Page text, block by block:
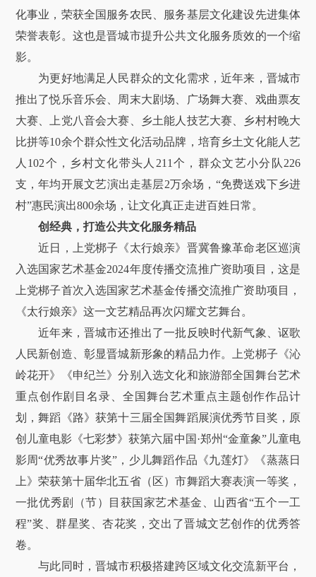
化事业，荣获全国服务农民、服务基层文化建设先进集体
荣誉表彰。这也是晋城市提升公共文化服务质效的一个缩
影。
为更好地满足人民群众的文化需求，近年来，晋城市
推出了悦乐音乐会、周末大剧场、广场舞大赛、戏曲票友
大赛、上党八音会大赛、乡土能人技艺大赛、乡村村晚大
比拼等10余个群众性文化活动品牌，培育乡土文化能人艺
人102个，乡村文化带头人211个，群众文艺小分队226
支，年均开展文艺演出走基层2万余场，“免费送戏下乡进
村”惠民演出800余场，让文化真正走进百姓日常。
创经典，打造公共文化服务精品
近日，上党梆子《太行娘亲》晋冀鲁豫革命老区巡演
入选国家艺术基金2024年度传播交流推广资助项目，这是
上党梆子首次入选国家艺术基金传播交流推广资助项目，
《太行娘亲》这一文艺精品再次闪耀文艺舞台。
近年来，晋城市还推出了一批反映时代新气象、讴歌
人民新创造、彰显晋城新形象的精品力作。上党梆子《沁
岭花开》《申纪兰》分别入选文化和旅游部全国舞台艺术
重点创作剧目名录、全国舞台艺术重点主题创作作品计
划，舞蹈《路》获第十三届全国舞蹈展演优秀节目奖，原
创儿童电影《七彩梦》获第六届中国·郑州“金童象”儿童电
影周“优秀故事片奖”，少儿舞蹈作品《九莲灯》《蒸蒸日
上》荣获第十届华北五省（区）市舞蹈大赛表演一等奖，
一批优秀剧（节）目获国家艺术基金、山西省“五个一工
程”奖、群星奖、杏花奖，交出了晋城文艺创作的优秀答
卷。
与此同时，晋城市积极搭建跨区域文化交流新平台，